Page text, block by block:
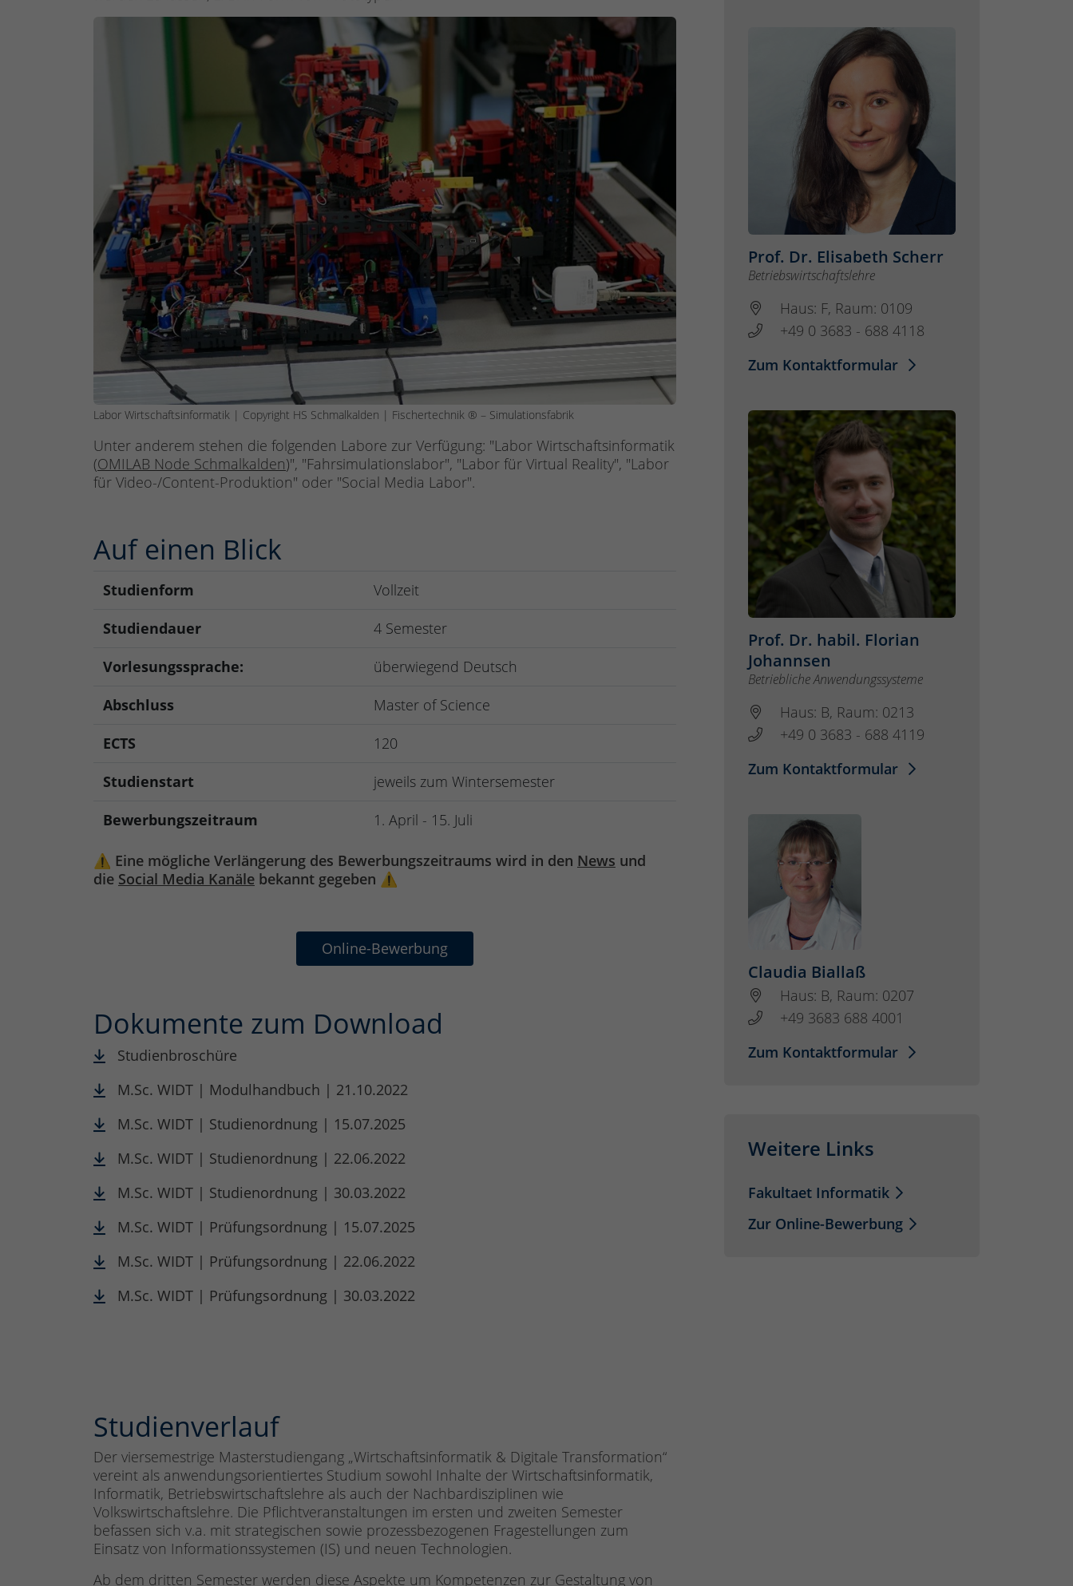
Labor Wirtschaftsinformatik | Copyright HS Schmalkalden | Fischertechnik ® – Simulationsfabrik
Unter anderem stehen die folgenden Labore zur Verfügung: "Labor Wirtschaftsinformatik
(OMILAB Node Schmalkalden)", "Fahrsimulationslabor", "Labor für Virtual Reality", "Labor
für Video-/Content-Produktion" oder "Social Media Labor".
Auf einen Blick
Studienform
Vollzeit
Studiendauer
4 Semester
Vorlesungssprache:
überwiegend Deutsch
Abschluss
Master of Science
ECTS
120
Studienstart
jeweils zum Wintersemester
Bewerbungszeitraum
1. April - 15. Juli
⚠️ Eine mögliche Verlängerung des Bewerbungszeitraums wird in den News und
die Social Media Kanäle bekannt gegeben ⚠️
Online-Bewerbung
Dokumente zum Download
Studienbroschüre
M.Sc. WIDT | Modulhandbuch | 21.10.2022
M.Sc. WIDT | Studienordnung | 15.07.2025
M.Sc. WIDT | Studienordnung | 22.06.2022
M.Sc. WIDT | Studienordnung | 30.03.2022
M.Sc. WIDT | Prüfungsordnung | 15.07.2025
M.Sc. WIDT | Prüfungsordnung | 22.06.2022
M.Sc. WIDT | Prüfungsordnung | 30.03.2022
Studienverlauf
Der viersemestrige Masterstudiengang „Wirtschaftsinformatik & Digitale Transformation“
vereint als anwendungsorientiertes Studium sowohl Inhalte der Wirtschaftsinformatik,
Informatik, Betriebswirtschaftslehre als auch der Nachbardisziplinen wie
Volkswirtschaftslehre. Die Pflichtveranstaltungen im ersten und zweiten Semester
befassen sich v.a. mit strategischen sowie prozessbezogenen Fragestellungen zum
Einsatz von Informationssystemen (IS) und neuen Technologien.
Ab dem dritten Semester werden diese Aspekte um Kompetenzen zur Gestaltung von
Prof. Dr. Elisabeth Scherr
Betriebswirtschaftslehre
Haus: F, Raum: 0109
+49 0 3683 - 688 4118
Zum Kontaktformular
Prof. Dr. habil. Florian
Johannsen
Betriebliche Anwendungssysteme
Haus: B, Raum: 0213
+49 0 3683 - 688 4119
Zum Kontaktformular
Claudia Biallaß
Haus: B, Raum: 0207
+49 3683 688 4001
Zum Kontaktformular
Weitere Links
Fakultaet Informatik
Zur Online-Bewerbung